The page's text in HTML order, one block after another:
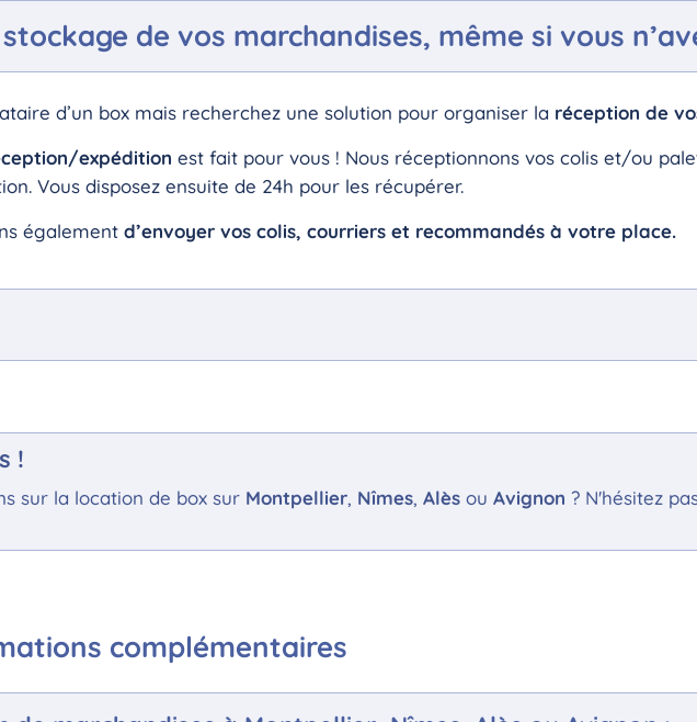
de vos marchandises, même si vous
d’un box mais recherchez une solution pour organiser la réception de
expédition est fait pour vous ! Nous réceptionnons vos colis et/ou
Vous disposez ensuite de 24h pour les récupérer.
également d’envoyer vos colis, courriers et recommandés à votre place.
!
sur la location de box sur Montpellier, Nîmes, Alès ou Avignon ? N'hésitez
complémentaires